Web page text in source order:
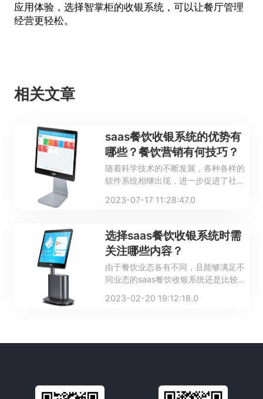
应用体验，选择智掌柜的收银系统，可以让餐厅管理
经营更轻松。
相关文章
saas餐饮收银系统的优势有
哪些？餐饮营销有何技巧？
随着科学技术的不断发展，各种各样的
软件系统相继出现，进一步促进了社会
是saas餐饮收银系统。相对于传统的点
的效率是非常高的，下面来了解一下
saas餐饮收银系统的优势以及餐饮营销
的技巧。
2023-07-17 11:28:47.0
选择saas餐饮收银系统时需
关注哪些内容？
由于餐饮业态各有不同，且能够满足不
同业态的saas餐饮收银系统还是比较少
收银系统才能使其发挥出更好的效果。
绍吧。
2023-02-20 19:12:18.0